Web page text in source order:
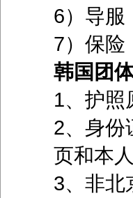
6）导服
7）保险
韩国团
1、护照
2、身份
页和本人
3、非北